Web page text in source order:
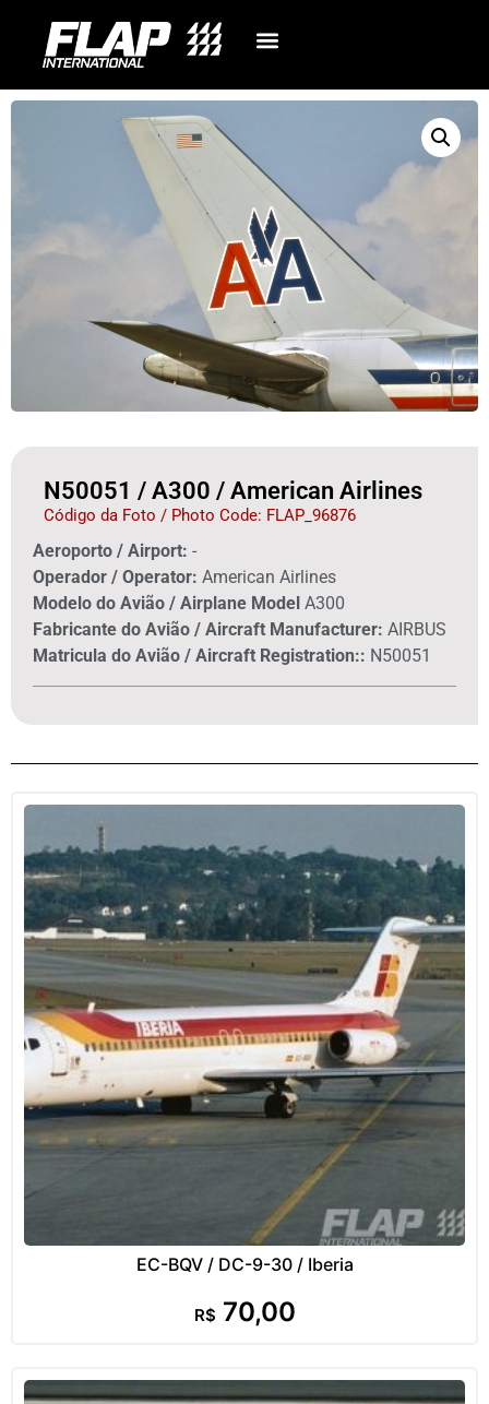
N50051 / A300 / American Airlines
Código da Foto / Photo Code: FLAP_96876
Aeroporto / Airport: -
Operador / Operator: American Airlines
Modelo do Avião / Airplane Model A300
Fabricante do Avião / Aircraft Manufacturer: AIRBUS
Matricula do Avião / Aircraft Registration:: N50051
EC-BQV / DC-9-30 / Iberia
R$ 70,00